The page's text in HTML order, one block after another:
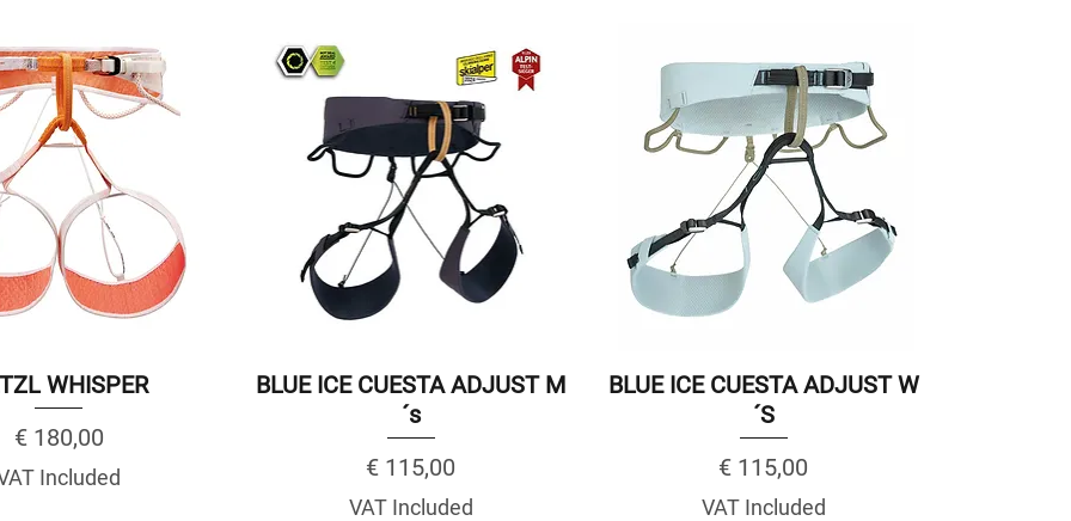
WHISPER
Price
€ 180,00
Included
BLUE ICE CUESTA ADJUST M
´s
Price
€ 115,00
VAT Included
BLUE ICE CUESTA ADJUST W
´S
Price
€ 115,00
VAT Included